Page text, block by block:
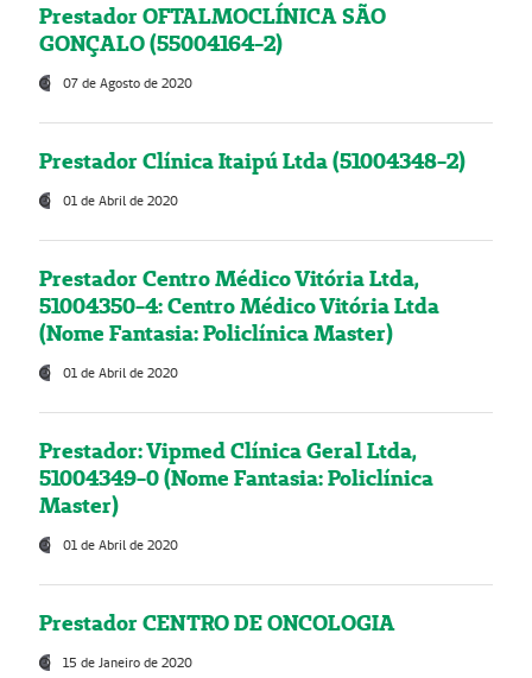
Prestador OFTALMOCLÍNICA SÃO
GONÇALO (55004164-2)
07 de Agosto de 2020
Prestador Clínica Itaipú Ltda (51004348-2)
01 de Abril de 2020
Prestador Centro Médico Vitória Ltda,
51004350-4: Centro Médico Vitória Ltda
(Nome Fantasia: Policlínica Master)
01 de Abril de 2020
Prestador: Vipmed Clínica Geral Ltda,
51004349-0 (Nome Fantasia: Policlínica
Master)
01 de Abril de 2020
Prestador CENTRO DE ONCOLOGIA
15 de Janeiro de 2020